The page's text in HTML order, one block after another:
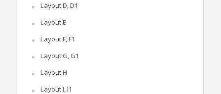
Layout D, D1
Layout E
Layout F, F1
Layout G, G1
Layout H
Layout I, I1